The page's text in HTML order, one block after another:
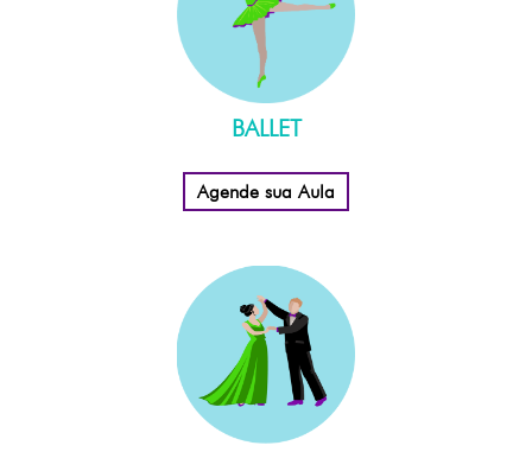
BALLET
Agende sua Aula